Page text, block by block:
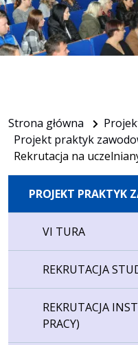
Strona główna
Projekt praktyk
Rekrutacja na
PROJEKT PRAKTYK
VI TURA
REKRUTACJA
REKRUTACJA
PRACY)